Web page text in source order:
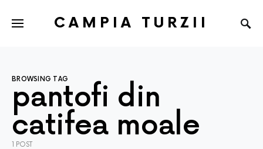
CAMPIA TURZII
BROWSING TAG
pantofi din
catifea moale
1 POST